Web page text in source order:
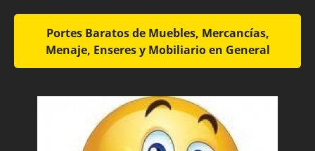
Portes Baratos de Muebles, Mercancías,
Menaje, Enseres y Mobiliario en General